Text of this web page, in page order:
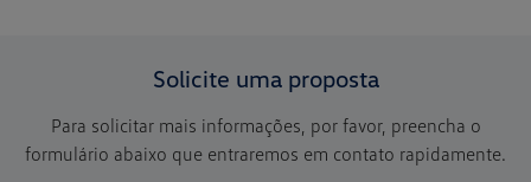
Solicite uma proposta
Para solicitar mais informações, por favor, preencha o
formulário abaixo que entraremos em contato rapidamente.